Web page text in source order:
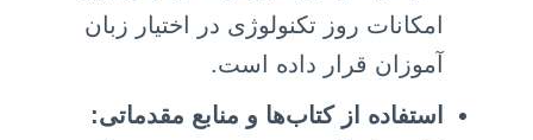
امکانات روز تکنولوژی در اختیار زبان
آموزان قرار داده است.
استفاده از کتاب‌ها و منابع مقدماتی: